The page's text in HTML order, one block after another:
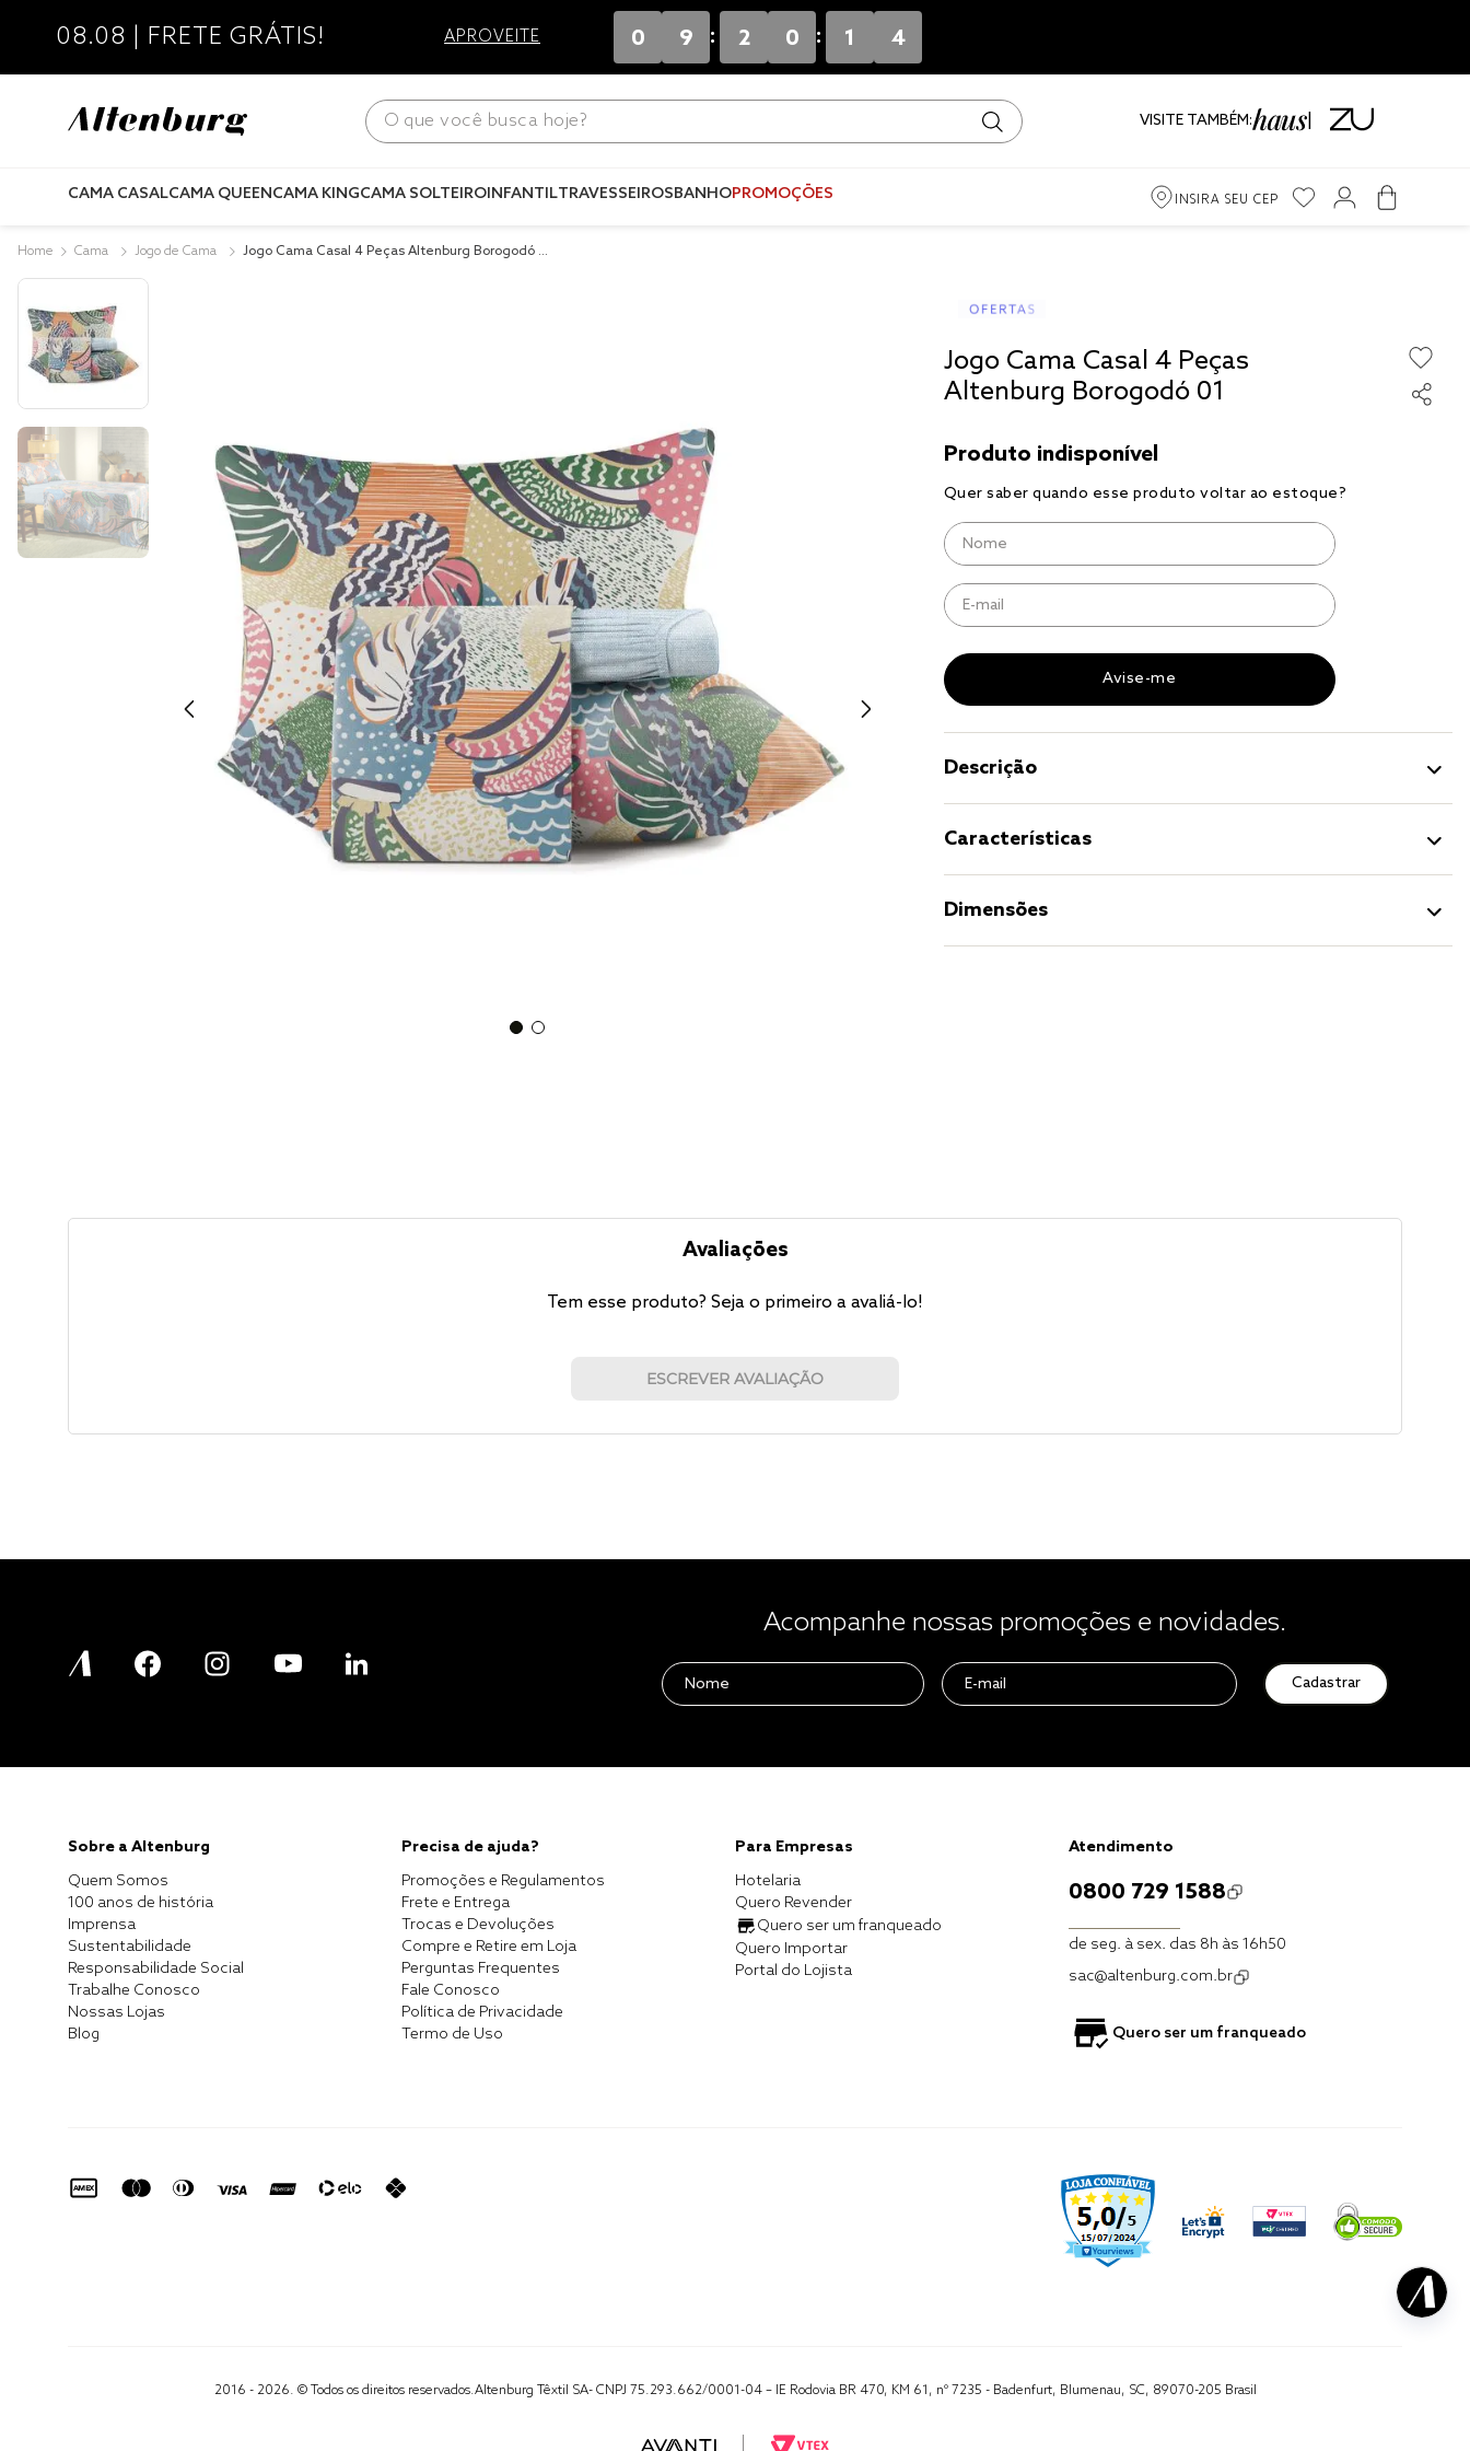
08.08 | FRETE GRÁTIS! APROVEITE 0 9 : 2 0 : 1 4
O que você busca hoje?
VISITE TAMBÉM:
CAMA CASALCAMA QUEENCAMA KINGCAMA SOLTEIROINFANTILTRAVESSEIROSBANHOPROMOÇÕES INSIRA SEU CEP
Cama Jogo de Cama
Jogo Cama Casal 4 Peças Altenburg Borogodó 0
Jogo Cama Casal 4 Peças
Altenburg Borogodó 01
Descrição
Características
Dimensões
Avaliações
Tem esse produto? Seja o primeiro a avaliá-lo!
ESCREVER AVALIAÇÃO
Acompanhe nossas promoções e novidades.
Cadastrar
Sobre a Altenburg
Quem Somos
100 anos de história
Imprensa
Sustentabilidade
Responsabilidade Social
Trabalhe Conosco
Nossas Lojas
Blog
Precisa de ajuda?
Promoções e Regulamentos
Frete e Entrega
Trocas e Devoluções
Compre e Retire em Loja
Perguntas Frequentes
Fale Conosco
Política de Privacidade
Termo de Uso
Para Empresas
Hotelaria
Quero Revender
Quero ser um franqueado
Quero Importar
Portal do Lojista
Atendimento
0800 729 1588
de seg. à sex. das 8h às 16h50
sac@altenburg.com.br
Quero ser um franqueado
2016 - 2026. © Todos os direitos reservados.Altenburg Têxtil SA- CNPJ 75.293.662/0001-04 – IE Rodovia BR 470, KM 61, nº 7235 - Badenfurt, Blumenau, SC, 89070-205 Brasil
edredom
travesseiro
solteiro
cobre leito
jogo cama
jogo cama
casal